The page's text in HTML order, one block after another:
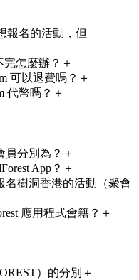
報名的活動，但
完怎麼辦？ ＋
可以退費嗎？ ＋
代幣嗎？ ＋
員分別為？ ＋
App？ ＋
名樹洞香港的活動（聚會
應用程式會籍？ ＋
）的分別 ＋